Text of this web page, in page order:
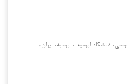
دانشگاه ارومیه ، ارومیه، ایران.